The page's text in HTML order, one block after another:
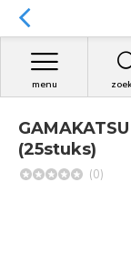
menu
(25stuks)
(0)